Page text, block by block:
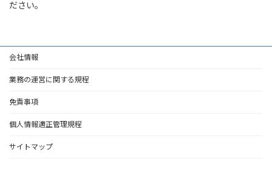
ださい。
会社情報
業務の運営に関する規程
免責事項
個人情報適正管理規程
サイトマップ